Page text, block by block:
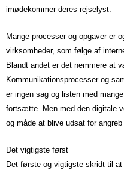
imødekommer deres rejselyst.
Mange processer og opgaver er
virksomheder, som følge af
Blandt andet er det nemmere at
Kommunikationsprocesser og
er ingen sag og listen med
fortsætte. Men med den digitale
og måde at blive udsat for
Det vigtigste først
Det første og vigtigste skridt til